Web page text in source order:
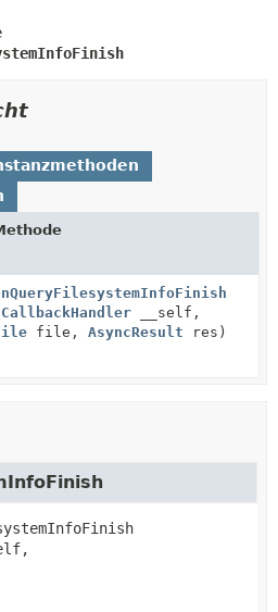
CallbackHandler __self,
file, AsyncResult res)